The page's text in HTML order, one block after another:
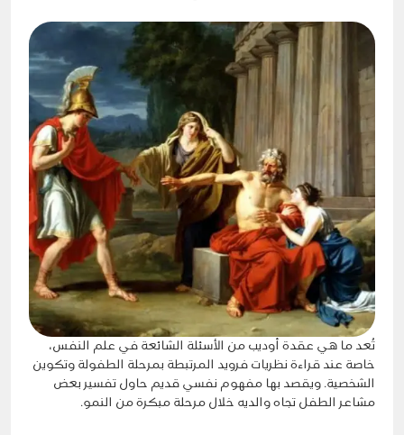
تُعد ما هي عقدة أوديب من الأسئلة الشائعة في علم النفس،
خاصة عند قراءة نظريات فرويد المرتبطة بمرحلة الطفولة وتكوين
الشخصية. ويقصد بها مفهوم نفسي قديم حاول تفسير بعض
مشاعر الطفل تجاه والديه خلال مرحلة مبكرة من النمو.